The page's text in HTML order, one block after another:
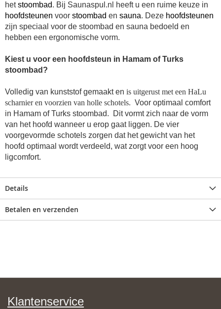
hetstoombad. Bij Saunaspul.nl heeft u een ruime keuze in
hoofdsteunen voor stoombad en sauna. Deze hoofdsteunen
zijn speciaal voor de stoombad en sauna bedoeld en
hebben een ergonomische vorm.
Kiest u voor een hoofdsteun in Hamam of Turks
stoombad?
Volledig van kunststof gemaakt en is uitgerust met een HaLu
scharnier en voorzien van holle schotels. Voor optimaal comfort
in Hamam of Turks stoombad. Dit vormt zich naar de vorm
van het hoofd wanneer u erop gaat liggen. De vier
voorgevormde schotels zorgen dat het gewicht van het
hoofd optimaal wordt verdeeld, wat zorgt voor een hoog
ligcomfort.
Details
Betalen en verzenden
Klantenservice